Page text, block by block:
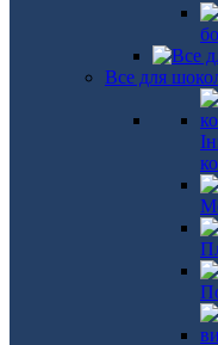
Все для